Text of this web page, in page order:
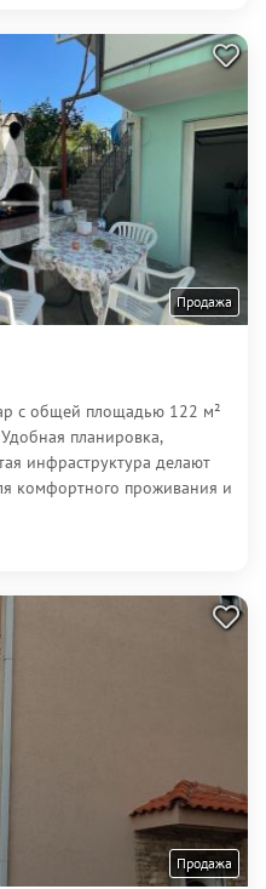
Продажа
с общей площадью 122 м²
планировка,
инфраструктура делают
комфортного проживания и
Продажа